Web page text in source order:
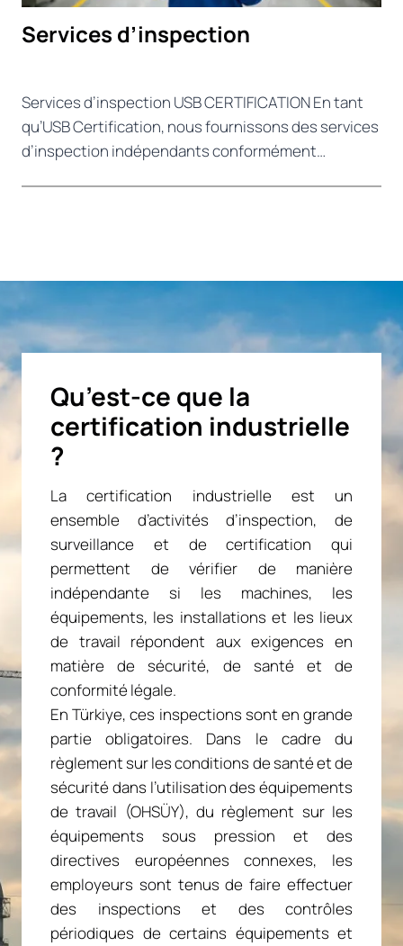
Services d’inspection
Services d’inspection USB CERTIFICATION En tant
qu’USB Certification, nous fournissons des services
d’inspection indépendants conformément…
Qu’est-ce que la
certification industrielle
?
La certification industrielle est un
ensemble d’activités d’inspection, de
surveillance et de certification qui
permettent de vérifier de manière
indépendante si les machines, les
équipements, les installations et les lieux
de travail répondent aux exigences en
matière de sécurité, de santé et de
conformité légale.
En Türkiye, ces inspections sont en grande
partie obligatoires. Dans le cadre du
règlement sur les conditions de santé et de
sécurité dans l’utilisation des équipements
de travail (OHSÜY), du règlement sur les
équipements sous pression et des
directives européennes connexes, les
employeurs sont tenus de faire effectuer
des inspections et des contrôles
périodiques de certains équipements et